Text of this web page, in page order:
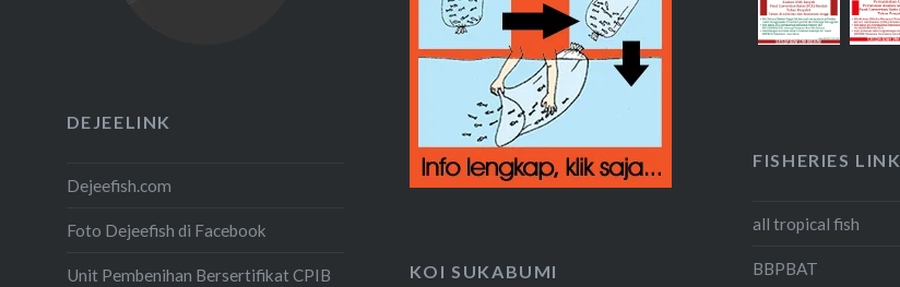
DEJEELINK
Dejeefish.com
Foto Dejeefish di Facebook
Unit Pembenihan Bersertifikat CPIB
FISHERIES LINK
all tropical fish
BBPBAT
KOI SUKABUMI